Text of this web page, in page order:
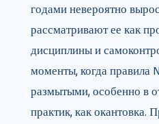
годами невероятно
рассматривают ее как
дисциплины и
моменты, когда правила
размытыми, особенно в
практик, как окантовка.